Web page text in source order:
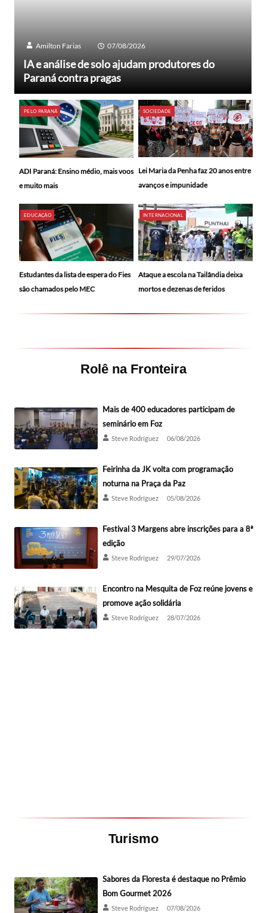
Amilton Farias 07/08/2026
IA e análise de solo ajudam produtores do
Paraná contra pragas
PELO PARANÁ
ADI Paraná: Ensino médio, mais voos
e muito mais
SOCIEDADE
Lei Maria da Penha faz 20 anos entre
avanços e impunidade
EDUCAÇÃO
Estudantes da lista de espera do Fies
são chamados pelo MEC
INTERNACIONAL
Ataque a escola na Tailândia deixa
mortos e dezenas de feridos
Rolê na Fronteira
Mais de 400 educadores participam de
seminário em Foz
Steve Rodríguez 06/08/2026
Feirinha da JK volta com programação
noturna na Praça da Paz
Steve Rodríguez 05/08/2026
Festival 3 Margens abre inscrições para a 8ª
edição
Steve Rodríguez 29/07/2026
Encontro na Mesquita de Foz reúne jovens e
promove ação solidária
Steve Rodríguez 28/07/2026
Turismo
Sabores da Floresta é destaque no Prêmio
Bom Gourmet 2026
Steve Rodríguez 07/08/2026